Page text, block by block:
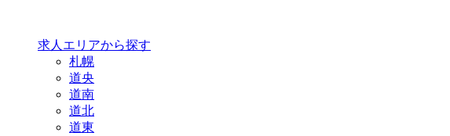
求人エリアから探す
札幌
道央
道南
道北
道東